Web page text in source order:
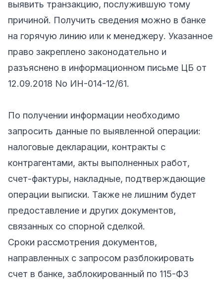
выявить транзакцию, послужившую тому
причиной. Получить сведения можно в банке
на горячую линию или к менеджеру. Указанное
право закреплено законодательно и
разъяснено в информационном письме ЦБ от
12.09.2018 No ИН-014-12/61.
По получении информации необходимо
запросить данные по выявленной операции:
налоговые декларации, контракты с
контрагентами, акты выполненных работ,
счет-фактуры, накладные, подтверждающие
операции выписки. Также не лишним будет
предоставление и других документов,
связанных со спорной сделкой.
Сроки рассмотрения документов,
направленных с запросом разблокировать
счет в банке, заблокированный по 115-ФЗ